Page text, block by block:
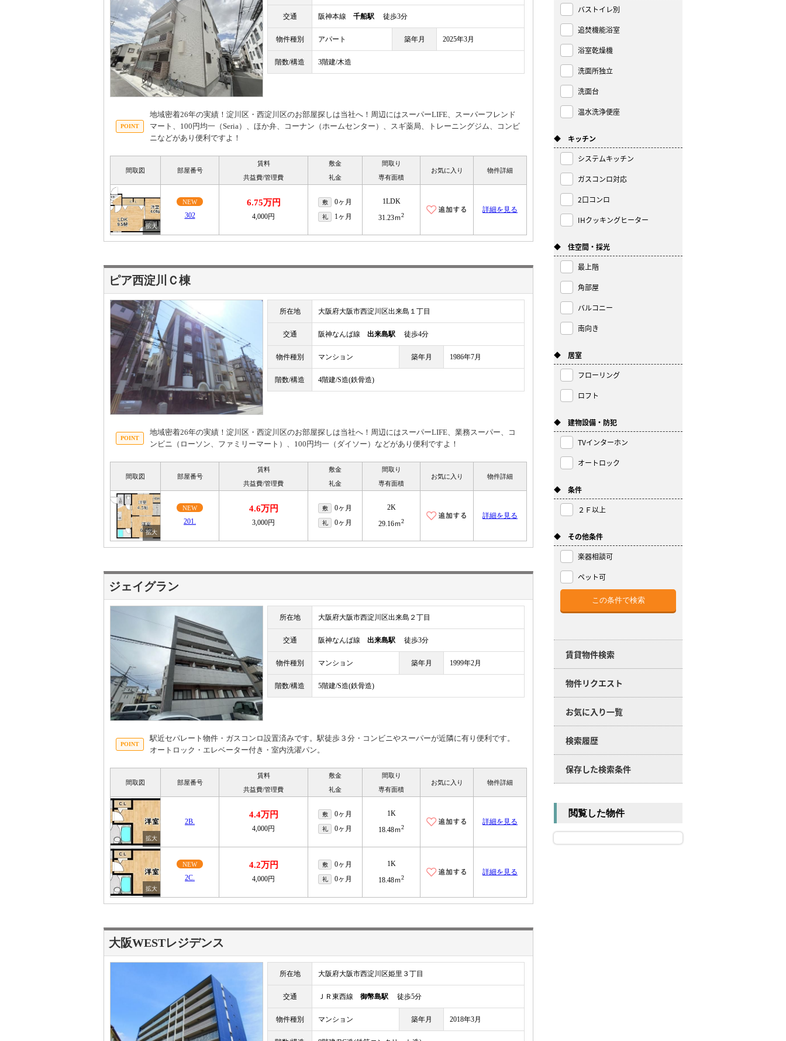
交通 阪神本線 千船駅 徒歩3分
物件種別 アパート 築年月 2025年3月
階数/構造 3階建/木造
地域密着26年の実績！淀川区・西淀川区のお部屋探しは当社へ！周辺にはスーパーLIFE、スーパーフレンド
マート、100円均一（Seria）、ほか弁、コーナン（ホームセンター）、スギ薬局、トレーニングジム、コンビ
ニなどがあり便利ですよ！
間取図 部屋番号
賃料
共益費/管理費
敷金
礼金
間取り
専有面積
お気に入り 物件詳細
NEW
302
6.75万円
4,000円
敷 0ヶ月
礼 1ヶ月
1LDK
31.23ｍ2
詳細を見る
ピア西淀川Ｃ棟
所在地 大阪府大阪市西淀川区出来島１丁目
交通 阪神なんば線 出来島駅 徒歩4分
物件種別 マンション 築年月 1986年7月
階数/構造 4階建/S造(鉄骨造)
地域密着26年の実績！淀川区・西淀川区のお部屋探しは当社へ！周辺にはスーパーLIFE、業務スーパー、コ
ンビニ（ローソン、ファミリーマート）、100円均一（ダイソー）などがあり便利ですよ！
間取図 部屋番号
賃料
共益費/管理費
敷金
礼金
間取り
専有面積
お気に入り 物件詳細
NEW
201.
4.6万円
3,000円
敷 0ヶ月
礼 0ヶ月
2K
29.16ｍ2
詳細を見る
ジェイグラン
所在地 大阪府大阪市西淀川区出来島２丁目
交通 阪神なんば線 出来島駅 徒歩3分
物件種別 マンション 築年月 1999年2月
階数/構造 5階建/S造(鉄骨造)
駅近セパレート物件・ガスコンロ設置済みです。駅徒歩３分・コンビニやスーパーが近隣に有り便利です。
オートロック・エレベーター付き・室内洗濯パン。
間取図 部屋番号
賃料
共益費/管理費
敷金
礼金
間取り
専有面積
お気に入り 物件詳細
2B.
4.4万円
4,000円
敷 0ヶ月
礼 0ヶ月
1K
18.48ｍ2
詳細を見る
NEW
2C.
4.2万円
4,000円
敷 0ヶ月
礼 0ヶ月
1K
18.48ｍ2
詳細を見る
大阪WESTレジデンス
所在地 大阪府大阪市西淀川区姫里３丁目
交通 ＪＲ東西線 御幣島駅 徒歩5分
物件種別 マンション 築年月 2018年3月
バストイレ別
追焚機能浴室
浴室乾燥機
洗面所独立
洗面台
温水洗浄便座
◆ キッチン
システムキッチン
ガスコンロ対応
2口コンロ
IHクッキングヒーター
◆ 住空間・採光
最上階
角部屋
バルコニー
南向き
◆ 居室
フローリング
ロフト
◆ 建物設備・防犯
TVインターホン
オートロック
◆ 条件
２Ｆ以上
◆ その他条件
楽器相談可
ペット可
賃貸物件検索
物件リクエスト
お気に入り一覧
検索履歴
保存した検索条件
閲覧した物件